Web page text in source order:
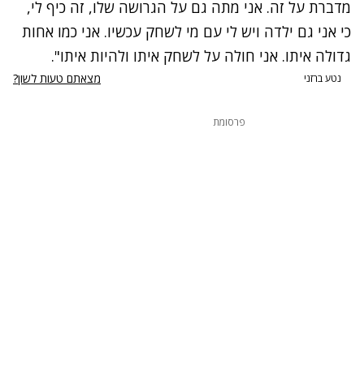
מדברת על זה. אני מתה גם על הגרושה שלו, זה כיף לי,
כי אני גם ילדה ויש לי עם מי לשחק עכשיו. אני כמו אחות
גדולה איתו. אני חולה על לשחק איתו ולהיות איתו".
נטע ברזני מצאתם טעות לשון?
פרסומת